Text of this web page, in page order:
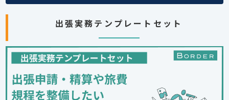
出張実務テンプレートセット